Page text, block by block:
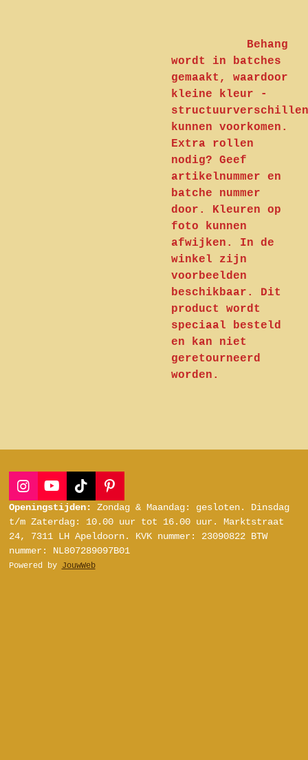
Behang
wordt in batches
gemaakt, waardoor
kleine kleur -
structuurverschillen
kunnen voorkomen.
Extra rollen
nodig? Geef
artikelnummer en
batche nummer
door. Kleuren op
foto kunnen
afwijken. In de
winkel zijn
voorbeelden
beschikbaar. Dit
product wordt
speciaal besteld
en kan niet
geretourneerd
worden.
I
n
s
a
g
r
Y
o
u
T
b
e
T
i
o
k
P
i
n
r
Openingstijden: Zondag & Maandag: gesloten.
Dinsdag
t/m Zaterdag: 10.00 uur tot 16.00 uur. Marktstraat
24, 7311 LH Apeldoorn.
KVK nummer: 23090822 BTW
nummer: NL807289097B01
Powered by JouwWeb